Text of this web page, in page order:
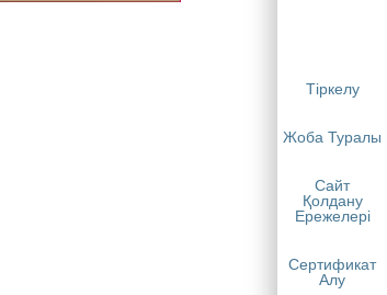
Тіркелу
Жоба Туралы
Сайт
Қолдану
Ережелері
Сертификат
Алу